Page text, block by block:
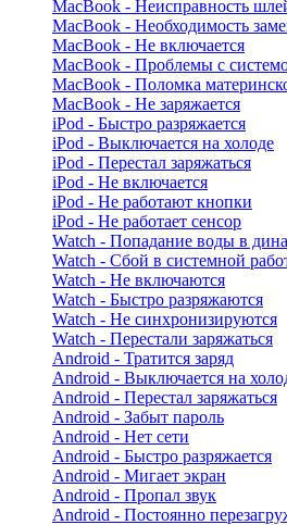
MacBook - Неисправность
MacBook - Необходимость
MacBook - Не включается
MacBook - Проблемы с
MacBook - Поломка
MacBook - Не заряжается
iPod - Быстро разряжается
iPod - Выключается на холоде
iPod - Перестал заряжаться
iPod - Не включается
iPod - Не работают кнопки
iPod - Не работает сенсор
Watch - Попадание воды в
Watch - Сбой в системной
Watch - Не включаются
Watch - Быстро разряжаются
Watch - Не синхронизируются
Watch - Перестали заряжаться
Android - Тратится заряд
Android - Выключается на
Android - Перестал заряжаться
Android - Забыт пароль
Android - Нет сети
Android - Быстро разряжается
Android - Мигает экран
Android - Пропал звук
Android - Постоянно